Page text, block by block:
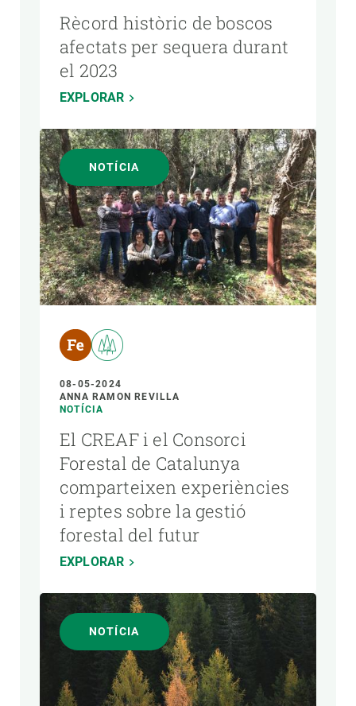
Rècord històric de boscos
afectats per sequera durant
el 2023
EXPLORAR
NOTÍCIA
08-05-2024
ANNA RAMON REVILLA
NOTÍCIA
El CREAF i el Consorci
Forestal de Catalunya
comparteixen experiències
i reptes sobre la gestió
forestal del futur
EXPLORAR
NOTÍCIA